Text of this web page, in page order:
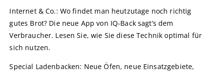
Internet & Co.: Wo findet man heutzutage noch richtig
gutes Brot? Die neue App von IQ-Back sagt’s dem
Verbraucher. Lesen Sie, wie Sie diese Technik optimal für
sich nutzen.
Special Ladenbacken: Neue Öfen, neue Einsatzgebiete,